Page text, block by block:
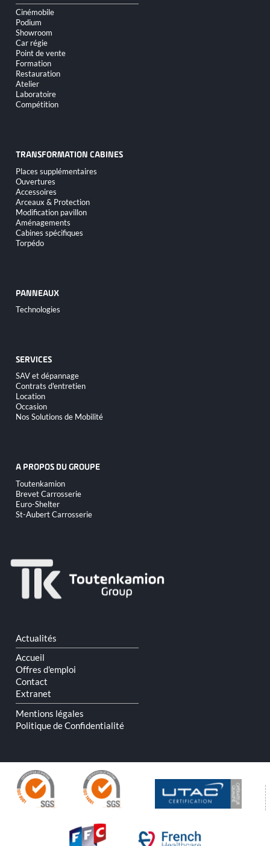
Cinémobile
Podium
Showroom
Car régie
Point de vente
Formation
Restauration
Atelier
Laboratoire
Compétition
TRANSFORMATION CABINES
Aller
au
contenu
Places supplémentaires
Ouvertures
Accessoires
Arceaux & Protection
Modification pavillon
Aménagements
Cabines spécifiques
Torpédo
PANNEAUX
Aller
au
Technologies
SERVICES
Aller
au
contenu
SAV et dépannage
Contrats d'entretien
Location
Occasion
Nos Solutions de Mobilité
A PROPOS DU GROUPE
Aller
au
contenu
Toutenkamion
Brevet Carrosserie
Euro-Shelter
St-Aubert Carrosserie
Aller
au
contenu
Actualités
Accueil
Offres d'emploi
Contact
Extranet
Mentions légales
Politique de Confidentialité